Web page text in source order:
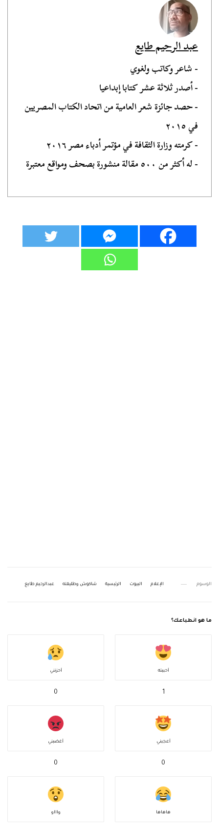
عبد الرحيم طايع
- شاعر وكاتب ولغوي
- أصدر ثلاثة عشر كتابا إبداعيا
- حصد جائزة شعر العامية من اتحاد الكتاب المصريين
في ٢٠١٥
- كرمته وزارة الثقافة في مؤتمر أدباء مصر ٢٠١٦
- له أكثر من ٥٠٠ مقالة منشورة بصحف ومواقع معتبرة
الوسوم الإعلام البيوت الرئيسية شاكوش وطليقته عبدالرحيم طايع
ما هو انطباعك؟
أحببته
1
أحزنني
0
أعجبني
0
أغضبني
0
هاهاها واااو